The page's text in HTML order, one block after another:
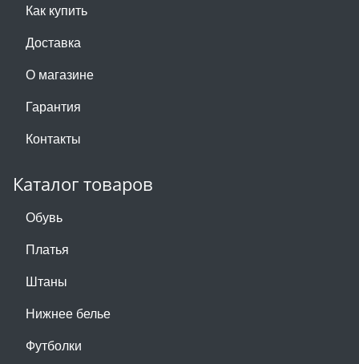
Как купить
Доставка
О магазине
Гарантия
Контакты
Каталог товаров
Обувь
Платья
Штаны
Нижнее белье
Футболки